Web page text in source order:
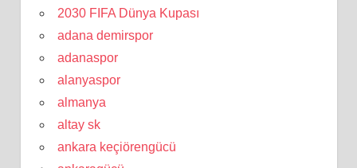
2030 FIFA Dünya Kupası
adana demirspor
adanaspor
alanyaspor
almanya
altay sk
ankara keçiörengücü